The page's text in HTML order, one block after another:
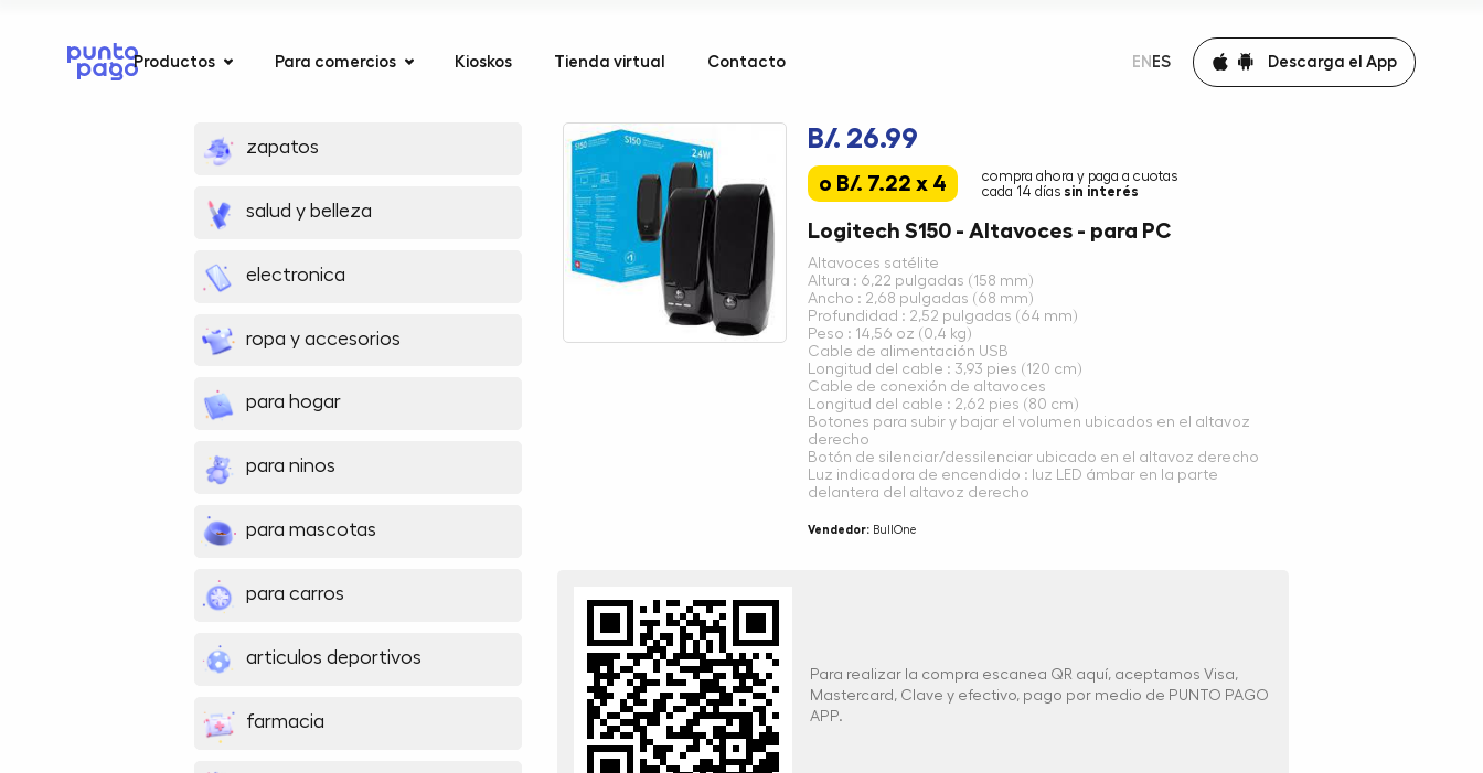
Productos Para comercios Kioskos Tienda virtual Contacto EN ES Descarga el App
zapatos
salud y belleza
electronica
ropa y accesorios
para hogar
para ninos
para mascotas
para carros
articulos deportivos
farmacia
B/. 26.99
o B/. 7.22 x 4
compra ahora y paga a cuotas
cada 14 días sin interés
Logitech S150 - Altavoces - para PC
Altavoces satélite
Altura : 6,22 pulgadas (158 mm)
Ancho : 2,68 pulgadas (68 mm)
Profundidad : 2,52 pulgadas (64 mm)
Peso : 14,56 oz (0,4 kg)
Cable de alimentación USB
Longitud del cable : 3,93 pies (120 cm)
Cable de conexión de altavoces
Longitud del cable : 2,62 pies (80 cm)
Botones para subir y bajar el volumen ubicados en el altavoz
derecho
Botón de silenciar/dessilenciar ubicado en el altavoz derecho
Luz indicadora de encendido : luz LED ámbar en la parte
delantera del altavoz derecho
Vendedor:BullOne
Para realizar la compra escanea QR aquí, aceptamos Visa,
Mastercard, Clave y efectivo, pago por medio de PUNTO PAGO
APP.